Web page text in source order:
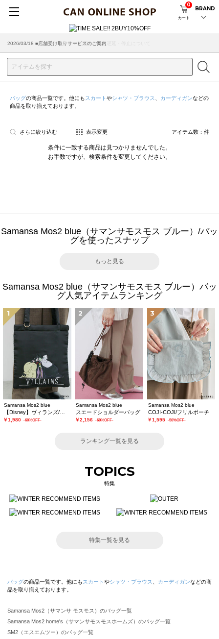
カート
0
BRAND
2026/03/18 ■店舗受け取りサービスのご案内
バッグの商品一覧です。他にも スカート やシャツ・ブラウス カーディガンなどの
商品を取り揃えております。
さらに絞り込む 表示変更 アイテム数： 件
条件に一致する商品は見つかりませんでした。
お手数ですが、検索条件を変更してください。
Samansa Mos2 blue（サマンサモスモス ブルー）/バッ
グを使ったスナップ
もっと見る
Samansa Mos2 blue（サマンサモスモス ブルー）バッ
グ人気アイテムランキング
1
Samansa Mos2 blue
￥1,980 -60%OFF-
2
Samansa Mos2 blue
スエードショルダーバッグ
￥2,156 -60%OFF-
3
Samansa Mos2 blue
COJI-COJI/フリルポーチ
￥1,595 -50%OFF-
ランキング一覧を見る
TOPICS
特集
特集一覧を見る
バッグの商品一覧です。他にも スカート やシャツ・ブラウス カーディガンなどの商
品を取り揃えております。
Samansa Mos2（サマンサ モスモス）のバッグ一覧
Samansa Mos2 home's（サマンサモスモスホームズ）のバッグ一覧
SM2（エスエムツー）のバッグ一覧